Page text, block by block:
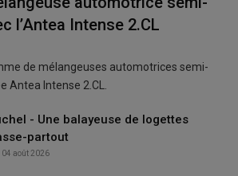
l’Antea Intense 2.CL
de mélangeuses automotrices semi-
Antea Intense 2.CL.
- Une balayeuse de logettes
partout
04 août 2026